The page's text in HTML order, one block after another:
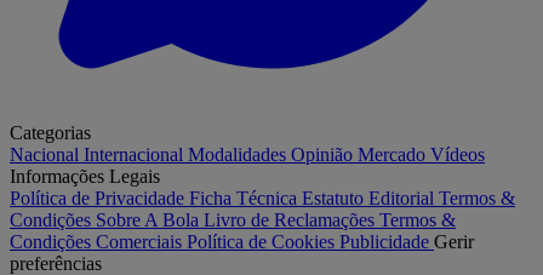
Categorias
Nacional Internacional Modalidades Opinião Mercado Vídeos
Informações Legais
Política de Privacidade Ficha Técnica Estatuto Editorial Termos &
Condições Sobre A Bola Livro de Reclamações Termos &
Condições Comerciais Política de Cookies Publicidade Gerir
preferências